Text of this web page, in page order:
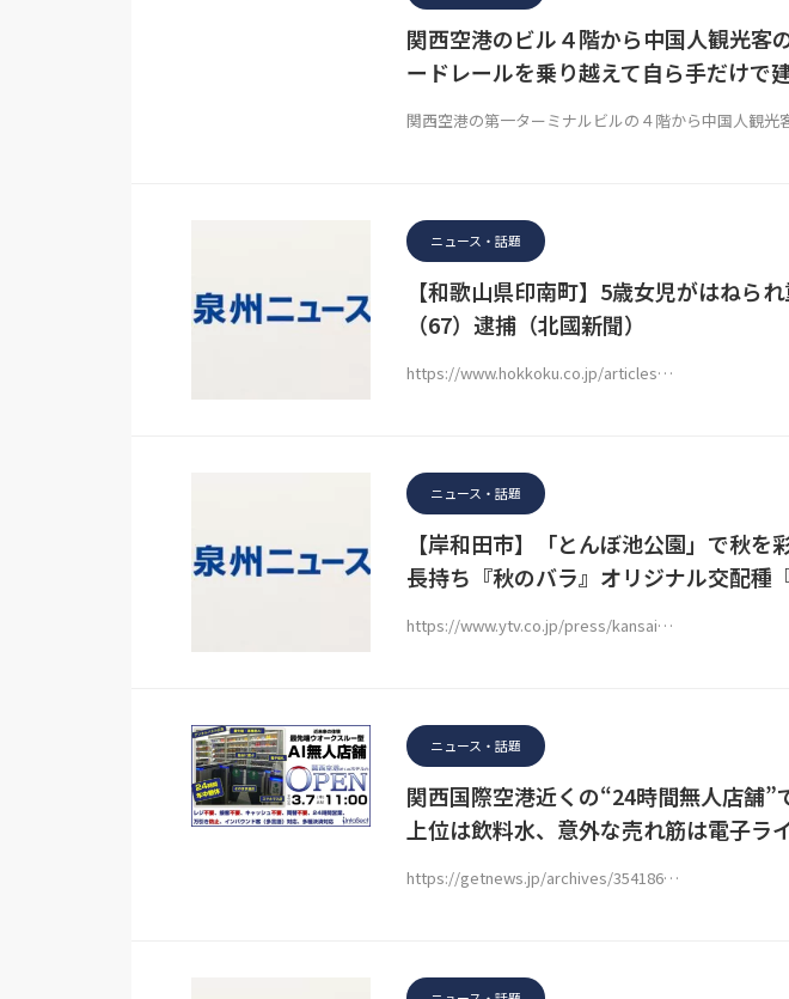
関西空港のビル４階から中国人観光
ードレールを乗り越えて自ら手だけで
関西空港の第一ターミナルビルの４階から中国人観
ニュース・話題
【和歌山県印南町】5歳女児がはねら
（67）逮捕（北國新聞）
https://www.hokkoku.co.jp/articles…
ニュース・話題
【岸和田市】「とんぼ池公園」で秋
長持ち『秋のバラ』オリジナル交配種
https://www.ytv.co.jp/press/kansai…
ニュース・話題
関西国際空港近くの“24時間無人店舗
上位は飲料水、意外な売れ筋は電子ラ
https://getnews.jp/archives/354186…